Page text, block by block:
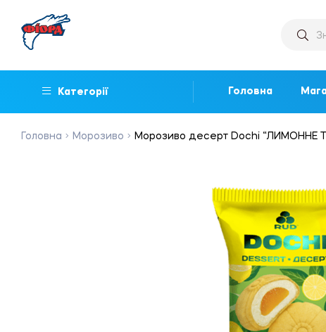
Категорії Головна
Головна Морозиво Морозиво десерт Dochi “ЛИМОННЕ